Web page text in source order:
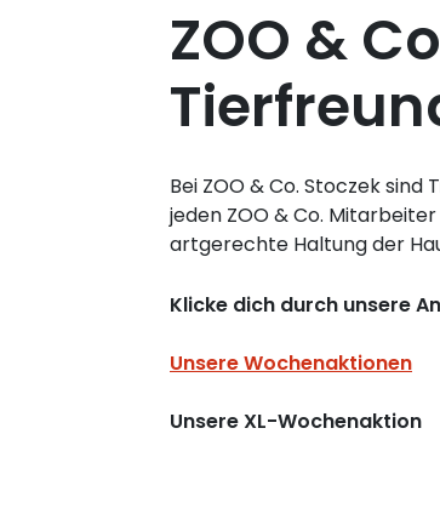
ZOO &
Bei ZOO & Co. Stoczek
jeden ZOO & Co.
artgerechte Haltung der
Klicke dich durch unsere
Unsere Wochenaktionen
Unsere XL-Wochenaktion